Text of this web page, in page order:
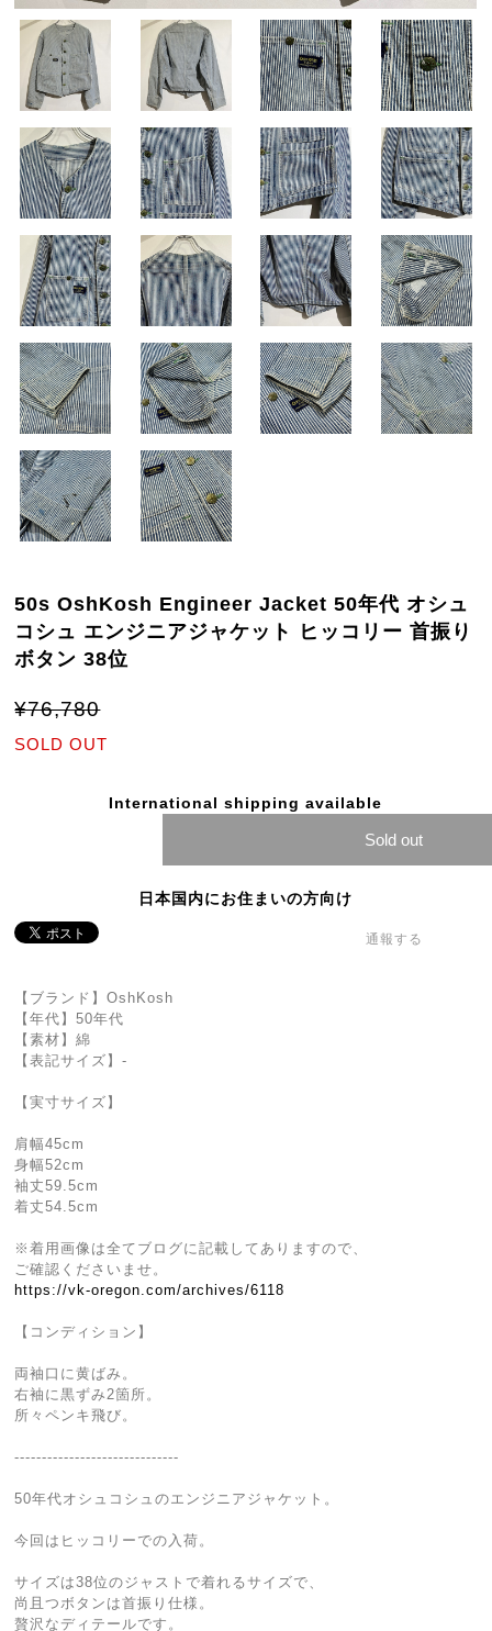
50s OshKosh Engineer Jacket 50年代 オシュ
コシュ エンジニアジャケット ヒッコリー 首振り
ボタン 38位
¥76,780
SOLD OUT
International shipping available
Sold out
日本国内にお住まいの方向け
通報する
【ブランド】OshKosh
【年代】50年代
【素材】綿
【表記サイズ】-
【実寸サイズ】
肩幅45cm
身幅52cm
袖丈59.5cm
着丈54.5cm
※着用画像は全てブログに記載してありますので、
ご確認くださいませ。
https://vk-oregon.com/archives/6118
【コンディション】
両袖口に黄ばみ。
右袖に黒ずみ2箇所。
所々ペンキ飛び。
------------------------------
50年代オシュコシュのエンジニアジャケット。
今回はヒッコリーでの入荷。
サイズは38位のジャストで着れるサイズで、
尚且つボタンは首振り仕様。
贅沢なディテールです。